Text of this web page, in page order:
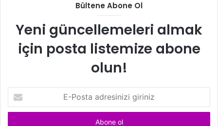
Bültene Abone Ol
Yeni güncellemeleri almak
için posta listemize abone
olun!
P